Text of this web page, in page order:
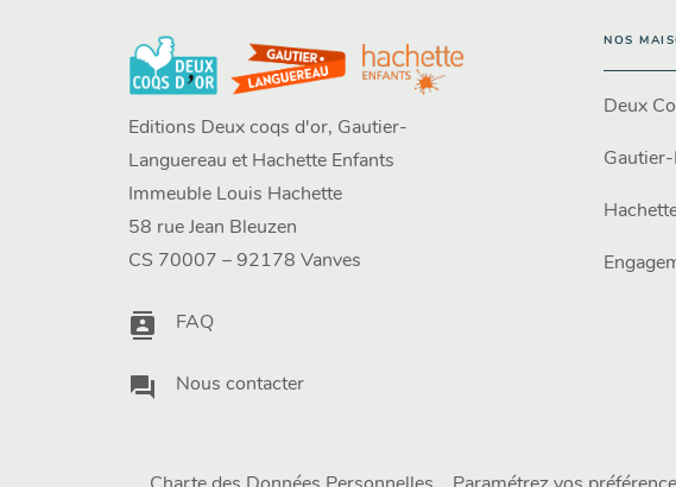
Editions Deux coqs d'or, Gautier-
Languereau et Hachette Enfants
Immeuble Louis Hachette
58 rue Jean Bleuzen
CS 70007 – 92178 Vanves
contacts FAQ
question_answer Nous contacter
NOS
Deux